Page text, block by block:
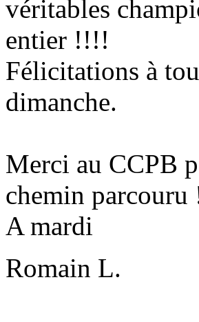
véritables
entier !!!!
Félicitations à
dimanche.
Merci au CCPB
chemin parcouru
A mardi
Romain L.